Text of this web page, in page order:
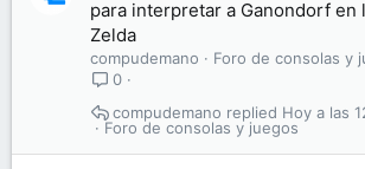
para interpretar a Ganondorf en
Zelda
compudemano
Foro de consolas y
0
Foro de consolas y juegos
Hoy a las
compudemano